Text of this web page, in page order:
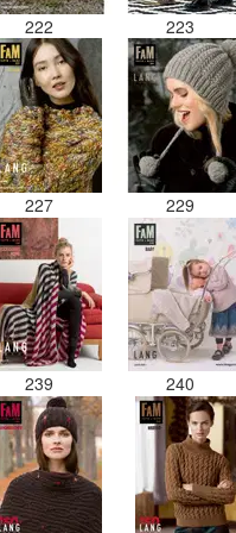
222 223
227 229
239 240